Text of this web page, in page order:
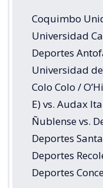
Coquimbo
Universidad
Deportes
Universidad
Colo Colo /
E) vs. Audax
Ñublense vs.
Deportes
Deportes
Deportes